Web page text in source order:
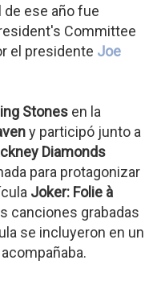
de ese año fue
Committee
el presidente Joe
Stones en la
y participó junto a
Diamonds
para protagonizar
Joker: Folie à
canciones grabadas
se incluyeron en un